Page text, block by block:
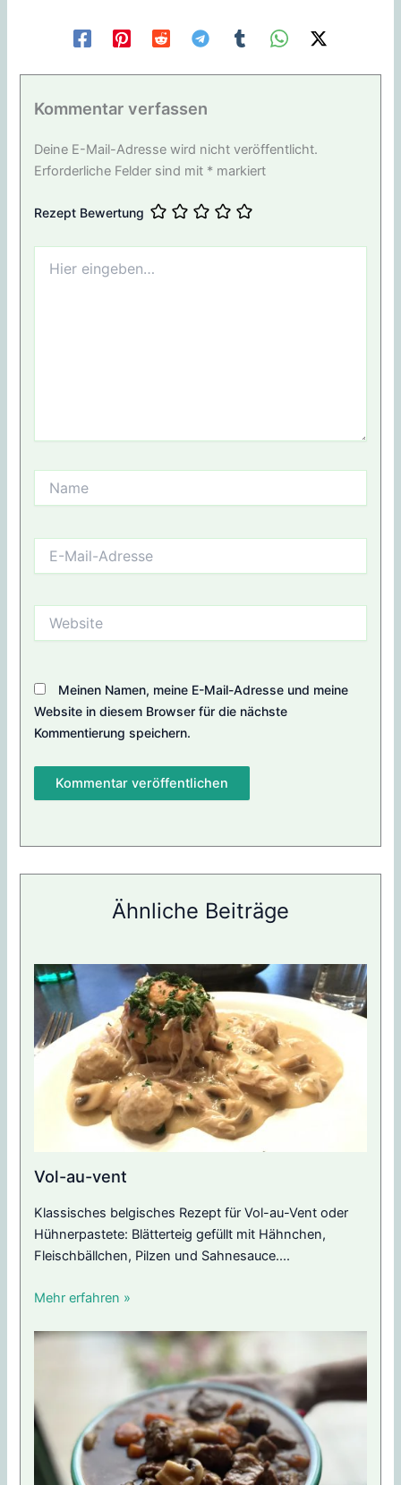
Kommentar verfassen
Deine E-Mail-Adresse wird nicht veröffentlicht.
Erforderliche Felder sind mit * markiert
Rezept Bewertung
eingeben…
Mail-
Meinen Namen, meine E-Mail-Adresse und meine
Website in diesem Browser für die nächste
Kommentierung speichern.
Ähnliche Beiträge
Vol-au-vent
Klassisches belgisches Rezept für Vol-au-Vent oder
Hühnerpastete: Blätterteig gefüllt mit Hähnchen,
Fleischbällchen, Pilzen und Sahnesauce....
Mehr erfahren »